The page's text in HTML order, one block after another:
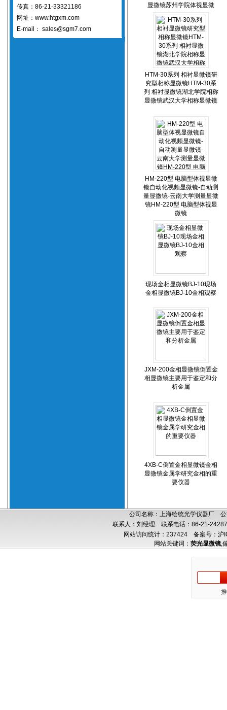
传真：86-21-33321186
网址：www.htgxm.com
E-mail： sales@sgm7.com
显微镜苏州学院体视显微
HTM-30系列 相衬显微镜研
究型相称显微镜HTM-30系
列 相衬显微镜湖北学院相称
显微镜武汉大学相称显微镜
HM-220型 电脑型体视显微
镜自动化视频显微镜-自动测
量显微镜-云南大学测量显微
镜HM-220型 电脑型体视显
微镜
现场金相显微镜BJ-10现场
金相显微镜BJ-10金相观察
JXM-200金相显微镜倒置金
相显微镜主要用于鉴定和分
析金属
4XB-C倒置金相显微镜金相
显微镜金属学研究金相的重
要仪器
公司名称：上海绘统光学仪器厂
联系人：刘经理 联系电话：86-21-
网站访问统计：237424 备案号：沪
网站关键词： 荧光显微镜,